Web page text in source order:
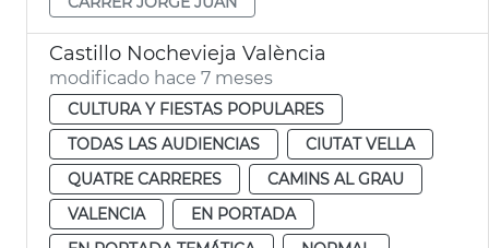
Castillo Nochevieja València
modificado hace 7 meses
CULTURA Y FIESTAS POPULARES
TODAS LAS AUDIENCIAS
CIUTAT VELLA
QUATRE CARRERES
CAMINS AL GRAU
VALENCIA
EN PORTADA